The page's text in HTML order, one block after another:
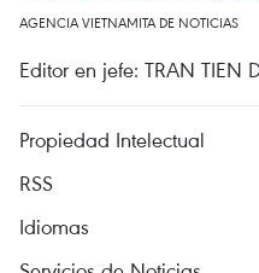
AGENCIA VIETNAMITA DE NOTICIAS
Editor en jefe: TRAN TIEN
Propiedad Intelectual
RSS
Idiomas